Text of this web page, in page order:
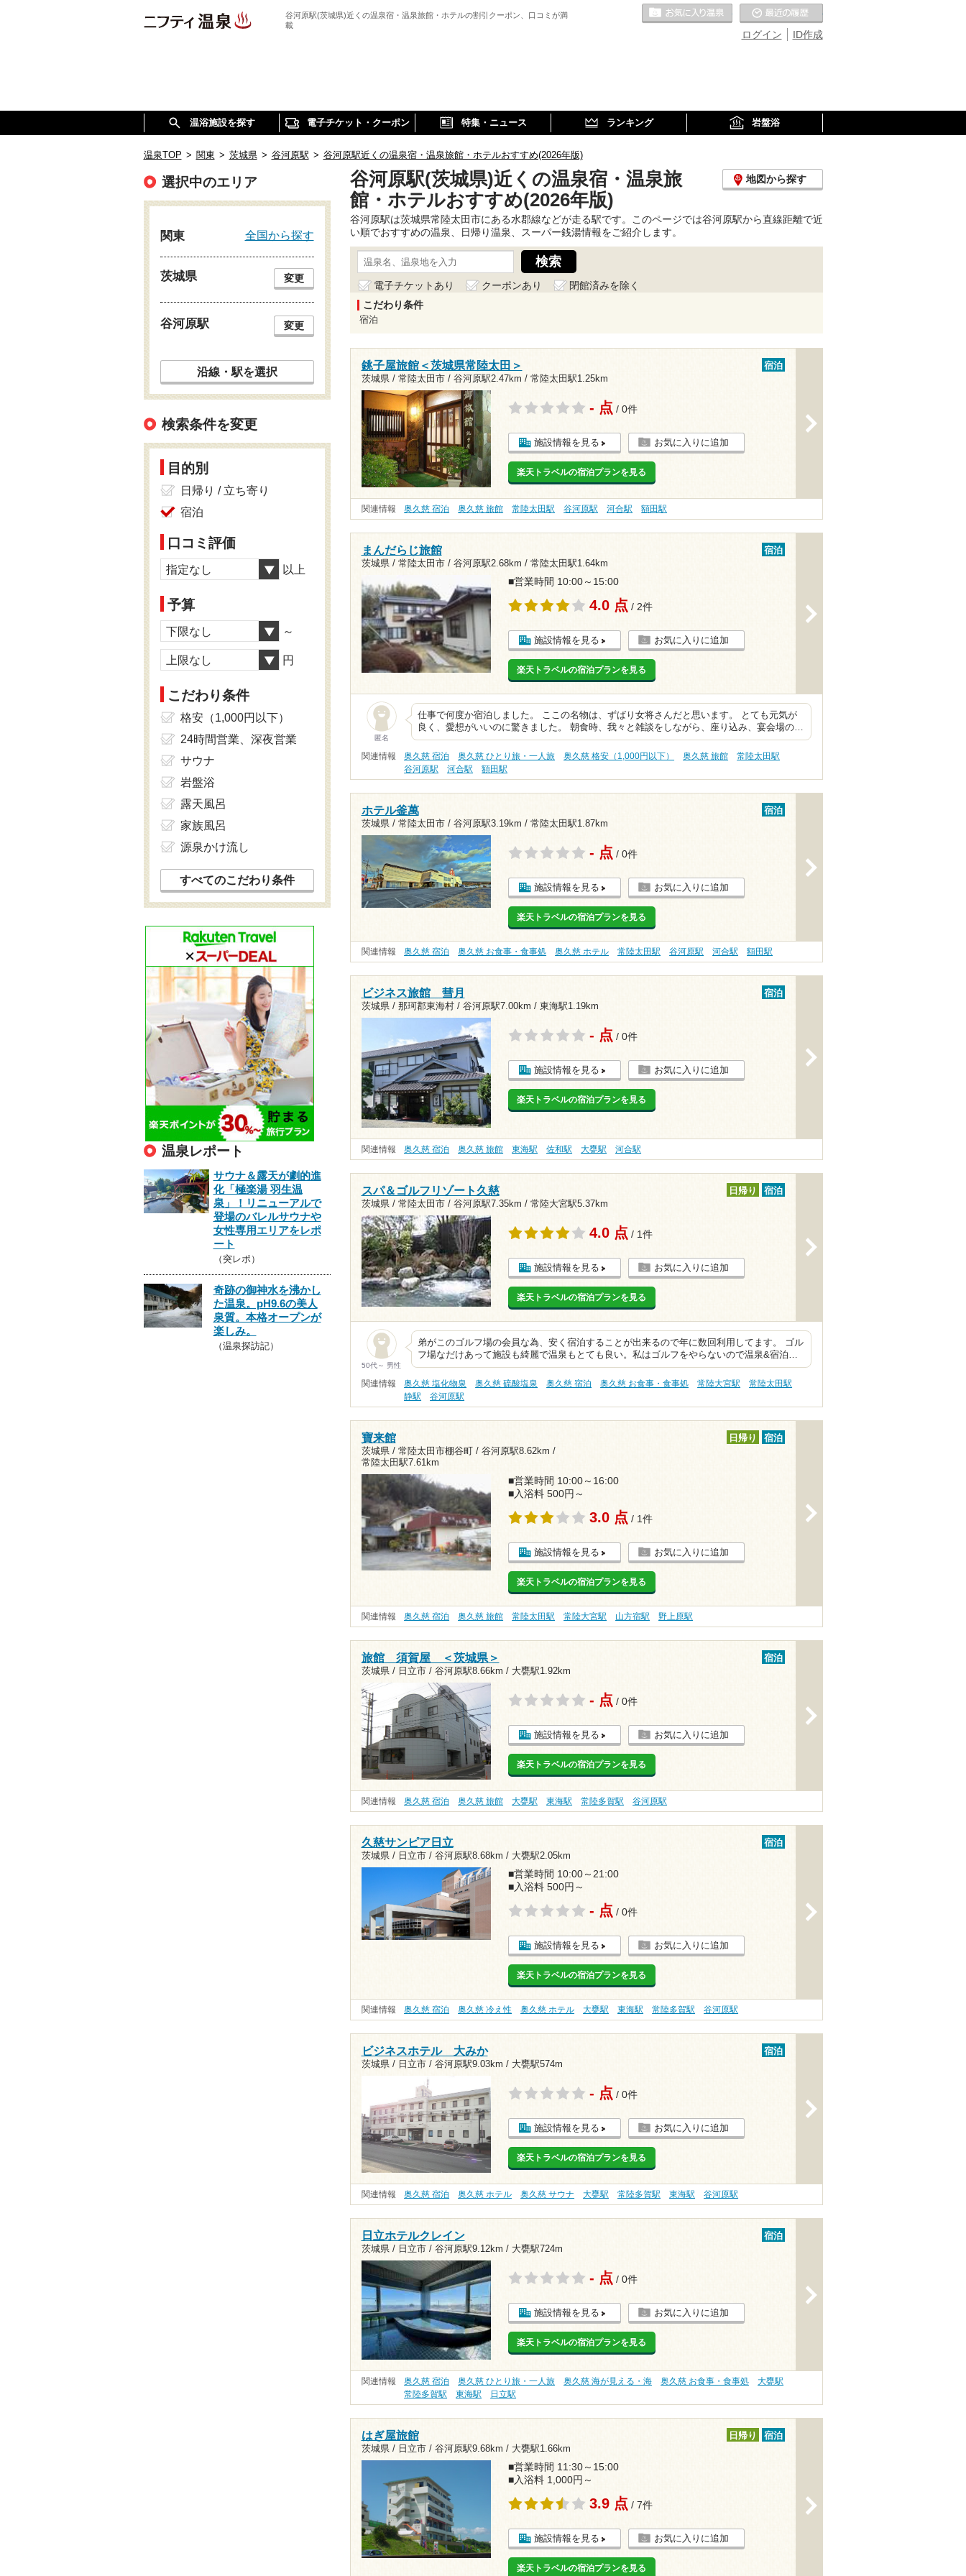
谷河原駅(茨城県)近くの温泉宿・温泉旅館・ホテルの割引クーポン、口コミが満
載
ID作成
ログイン
お気に入りの温泉
温浴施設を探す 電子チケット・クーポン 特集・ニュース ランキング 岩盤浴
温泉TOP > 関東 > 茨城県 > 谷河原駅 > 谷河原駅近くの温泉宿・温泉旅館・ホテルおすすめ(2026年版)
谷河原駅(茨城県)近くの温泉宿・温泉旅
館・ホテルおすすめ(2026年版)
地図から探す
谷河原駅は茨城県常陸太田市にある水郡線などが走る駅です。このページでは谷河原駅から直線距離で近
い順でおすすめの温泉、日帰り温泉、スーパー銭湯情報をご紹介します。
電子チケットあり クーポンあり
閉館済みを除く
こだわり条件
宿泊
銚子屋旅館＜茨城県常陸太田＞
茨城県 / 常陸太田市 / 谷河原駅2.47km / 常陸太田駅1.25km
宿泊
- 点 / 0件
施設情報を見る お気に入りに追加
楽天トラベルの宿泊プランを見る
関連情報 奥久慈 宿泊 奥久慈 旅館 常陸太田駅 谷河原駅 河合駅 額田駅
まんだらじ旅館
茨城県 / 常陸太田市 / 谷河原駅2.68km / 常陸太田駅1.64km
宿泊
■営業時間 10:00～15:00
4.0 点 / 2件
施設情報を見る お気に入りに追加
楽天トラベルの宿泊プランを見る
匿名
仕事で何度か宿泊しました。 ここの名物は、ずばり女将さんだと思います。 とても元気が
良く、愛想がいいのに驚きました。 朝食時、我々と雑談をしながら、座り込み、宴会場の…
関連情報 奥久慈 宿泊 奥久慈 ひとり旅・一人旅 奥久慈 格安（1,000円以下） 奥久慈 旅館
常陸太田駅
谷河原駅
河合駅 額田駅
ホテル釜萬
茨城県 / 常陸太田市 / 谷河原駅3.19km / 常陸太田駅1.87km
宿泊
- 点 / 0件
施設情報を見る お気に入りに追加
楽天トラベルの宿泊プランを見る
関連情報 奥久慈 宿泊 奥久慈 お食事・食事処 奥久慈 ホテル 常陸太田駅 谷河原駅 河合駅 額田駅
ビジネス旅館 彗月
茨城県 / 那珂郡東海村 / 谷河原駅7.00km / 東海駅1.19km
宿泊
- 点 / 0件
施設情報を見る お気に入りに追加
楽天トラベルの宿泊プランを見る
関連情報 奥久慈 宿泊 奥久慈 旅館 東海駅 佐和駅 大甕駅 河合駅
スパ＆ゴルフリゾート久慈
茨城県 / 常陸太田市 / 谷河原駅7.35km / 常陸大宮駅5.37km
日帰り 宿泊
4.0 点 / 1件
施設情報を見る お気に入りに追加
楽天トラベルの宿泊プランを見る
50代～ 男性
弟がこのゴルフ場の会員な為、安く宿泊することが出来るので年に数回利用してます。 ゴル
フ場なだけあって施設も綺麗で温泉もとても良い。私はゴルフをやらないので温泉&宿泊…
関連情報 奥久慈 塩化物泉 奥久慈 硫酸塩泉 奥久慈 宿泊 奥久慈 お食事・食事処 常陸大宮駅
常陸太田駅
静駅
谷河原駅
寶来館
茨城県 / 常陸太田市棚谷町 / 谷河原駅8.62km /
常陸太田駅7.61km
日帰り 宿泊
■営業時間 10:00～16:00
■入浴料 500円～
3.0 点 / 1件
施設情報を見る お気に入りに追加
楽天トラベルの宿泊プランを見る
関連情報 奥久慈 宿泊 奥久慈 旅館 常陸太田駅 常陸大宮駅 山方宿駅 野上原駅
旅館 須賀屋 ＜茨城県＞
茨城県 / 日立市 / 谷河原駅8.66km / 大甕駅1.92km
宿泊
- 点 / 0件
施設情報を見る お気に入りに追加
楽天トラベルの宿泊プランを見る
関連情報 奥久慈 宿泊 奥久慈 旅館 大甕駅 東海駅 常陸多賀駅 谷河原駅
久慈サンピア日立
茨城県 / 日立市 / 谷河原駅8.68km / 大甕駅2.05km
宿泊
■営業時間 10:00～21:00
■入浴料 500円～
- 点 / 0件
施設情報を見る お気に入りに追加
楽天トラベルの宿泊プランを見る
関連情報 奥久慈 宿泊 奥久慈 冷え性 奥久慈 ホテル 大甕駅 東海駅 常陸多賀駅 谷河原駅
ビジネスホテル 大みか
茨城県 / 日立市 / 谷河原駅9.03km / 大甕駅574m
宿泊
- 点 / 0件
施設情報を見る お気に入りに追加
楽天トラベルの宿泊プランを見る
関連情報 奥久慈 宿泊 奥久慈 ホテル 奥久慈 サウナ 大甕駅 常陸多賀駅 東海駅 谷河原駅
日立ホテルクレイン
茨城県 / 日立市 / 谷河原駅9.12km / 大甕駅724m
宿泊
- 点 / 0件
施設情報を見る お気に入りに追加
楽天トラベルの宿泊プランを見る
関連情報 奥久慈 宿泊 奥久慈 ひとり旅・一人旅 奥久慈 海が見える・海 奥久慈 お食事・食事処
大甕駅
常陸多賀駅
東海駅 日立駅
はぎ屋旅館
茨城県 / 日立市 / 谷河原駅9.68km / 大甕駅1.66km
日帰り 宿泊
■営業時間 11:30～15:00
■入浴料 1,000円～
3.9 点 / 7件
施設情報を見る お気に入りに追加
楽天トラベルの宿泊プランを見る
選択中のエリア
関東 全国から探す
茨城県 変更
谷河原駅 変更
沿線・駅を選択
検索条件を変更
目的別
日帰り / 立ち寄り
宿泊
口コミ評価
指定なし 以上
予算
下限なし ～
上限なし 円
こだわり条件
格安（1,000円以下）
24時間営業、深夜営業
サウナ
岩盤浴
露天風呂
家族風呂
源泉かけ流し
すべてのこだわり条件
温泉レポート
サウナ＆露天が劇的進
化「極楽湯 羽生温
泉」！リニューアルで
登場のバレルサウナや
女性専用エリアをレポ
ート
（突レポ）
奇跡の御神水を沸かし
た温泉。pH9.6の美人
泉質。本格オープンが
楽しみ。
（温泉探訪記）